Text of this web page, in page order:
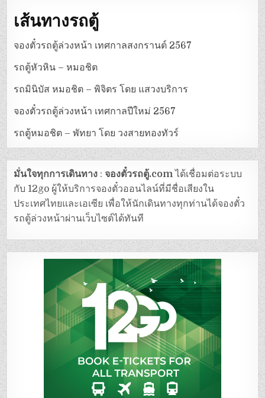
เส้นทางรถตู้
จองตั๋วรถตู้ล่วงหน้า เทศกาลสงกรานต์ 2567
รถตู้หัวหิน – หมอชิต
รถมินิบัส หมอชิต – พิจิตร โดย แสวงบริการ
จองตั๋วรถตู้ล่วงหน้า เทศกาลปีใหม่ 2567
รถตู้หมอชิต – พัทยา โดย วงสายทองทัวร์
มั่นใจทุกการเดินทาง :จองตั๋วรถตู้.comได้เชื่อมต่อระบบ
กับ 12go ผู้ให้บริการจองตั๋วออนไลน์ที่มีชื่อเสียงใน
ประเทศไทยและเอเซีย เพื่อให้นักเดินทางทุกท่านได้จองตั๋ว
รถตู้ล่วงหน้าผ่านเว็บไซต์ได้ทันที